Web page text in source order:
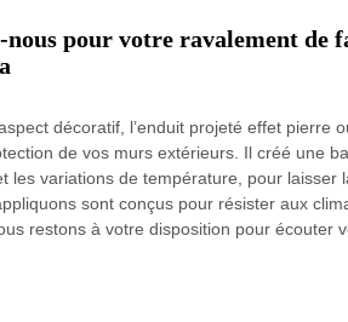
nous pour votre ravalement de
décoratif, l’enduit projeté effet pierre
de vos murs extérieurs. Il créé une
les variations de température, pour
sont conçus pour résister aux
restons à votre disposition pour écouter